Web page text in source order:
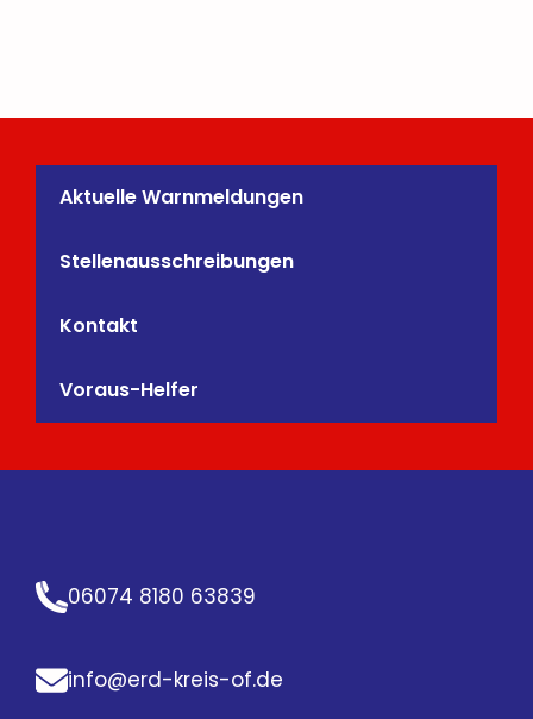
Aktuelle Warnmeldungen
Stellenausschreibungen
Kontakt
Voraus-Helfer
06074 8180 63839
info@erd-kreis-of.de